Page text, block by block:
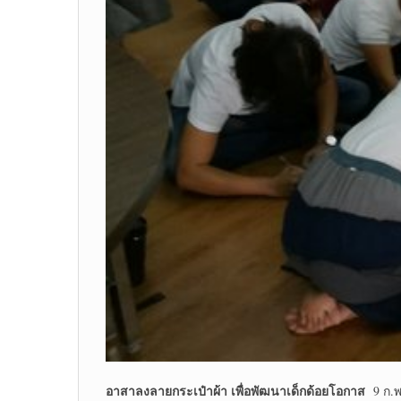
อาสาลงลายกระเป๋าผ้า เพื่อพัฒนาเด็กด้อยโอกาส 9 ก.